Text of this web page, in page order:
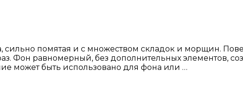
помятая и с множеством складок и морщин.
Фон равномерный, без дополнительных элементов,
может быть использовано для фона или …